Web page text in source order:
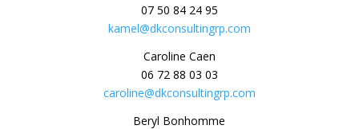
07 50 84 24 95
kamel@dkconsultingrp.com
Caroline Caen
06 72 88 03 03
caroline@dkconsultingrp.com
Beryl Bonhomme